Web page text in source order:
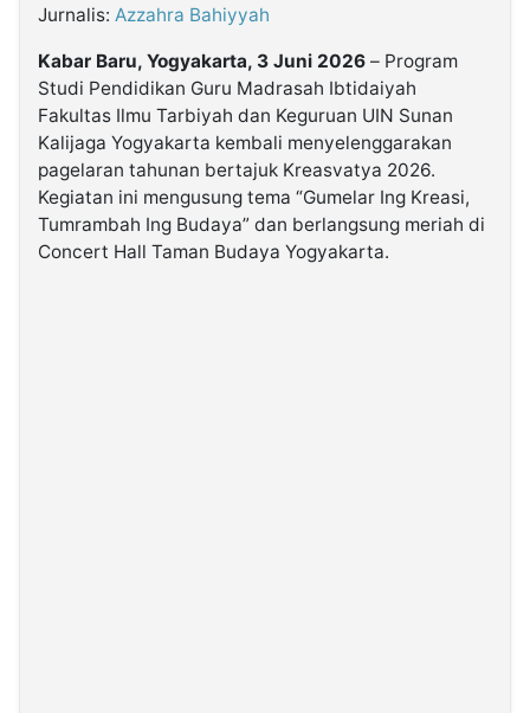
Kabarbaru.co
2026
Kabarbaru
Jurnalis: Azzahra Bahiyyah
Kabar Baru, Yogyakarta, 3 Juni 2026 – Program
Studi Pendidikan Guru Madrasah Ibtidaiyah
Fakultas Ilmu Tarbiyah dan Keguruan UIN Sunan
Kalijaga Yogyakarta kembali menyelenggarakan
pagelaran tahunan bertajuk Kreasvatya 2026.
Kegiatan ini mengusung tema “Gumelar Ing Kreasi,
Tumrambah Ing Budaya” dan berlangsung meriah di
Concert Hall Taman Budaya Yogyakarta.